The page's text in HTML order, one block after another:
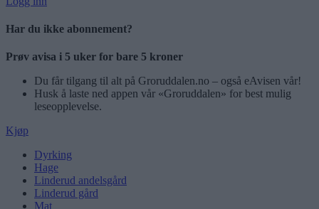
Har du ikke abonnement?
Prøv avisa i 5 uker for bare 5 kroner
Du får tilgang til alt på Groruddalen.no – også eAvisen vår!
Husk å laste ned appen vår «Groruddalen» for best mulig
leseopplevelse.
Kjøp
Dyrking
Hage
Linderud andelsgård
Linderud gård
Mat